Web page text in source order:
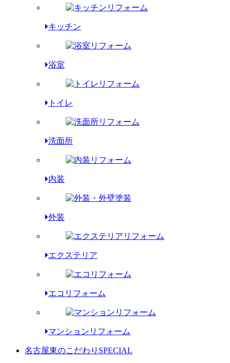
キッチン
浴室
トイレ
洗面所
内装
外装
エクステリア
エコリフォーム
マンションリフォーム
名古屋東のこだわり SPECIAL